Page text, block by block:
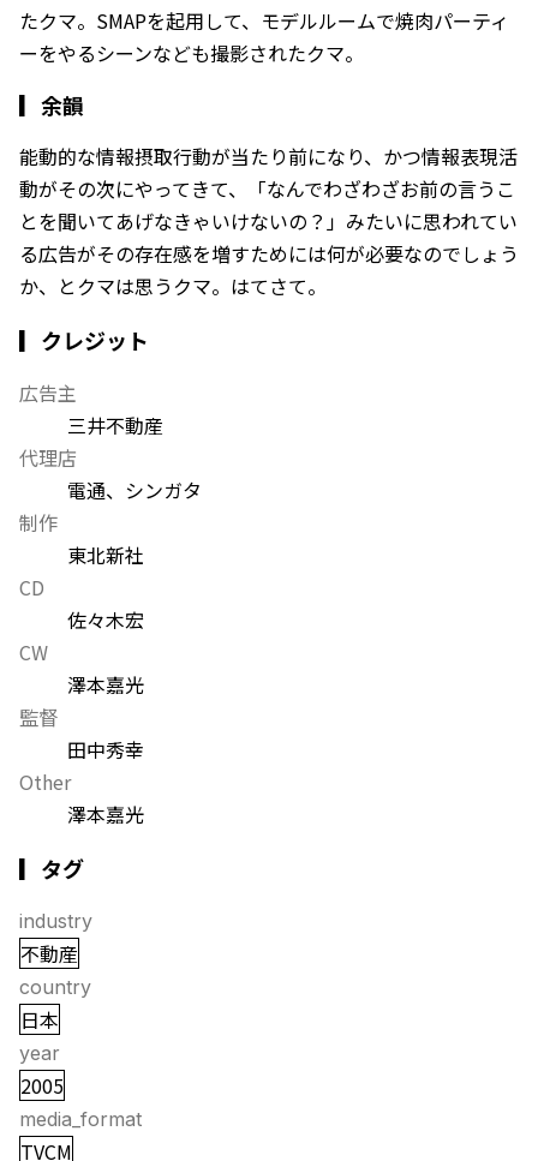
たクマ。SMAPを起用して、モデルルームで焼肉パーティ
ーをやるシーンなども撮影されたクマ。
▎ 余韻
能動的な情報摂取行動が当たり前になり、かつ情報表現活
動がその次にやってきて、「なんでわざわざお前の言うこ
とを聞いてあげなきゃいけないの？」みたいに思われてい
る広告がその存在感を増すためには何が必要なのでしょう
か、とクマは思うクマ。はてさて。
▎クレジット
広告主
三井不動産
代理店
電通、シンガタ
制作
東北新社
CD
佐々木宏
CW
澤本嘉光
監督
田中秀幸
Other
澤本嘉光
▎タグ
industry
不動産
country
日本
year
2005
media_format
TVCM